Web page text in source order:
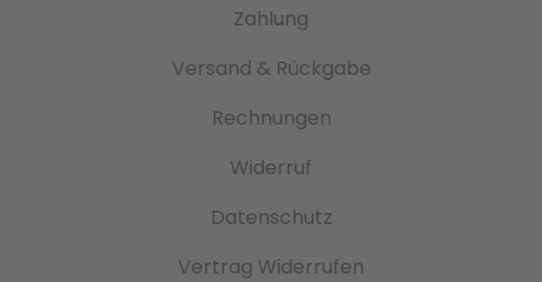
Zahlung
Versand & Rückgabe
Rechnungen
Widerruf
Datenschutz
Vertrag Widerrufen